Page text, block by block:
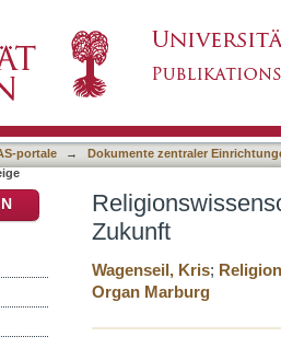
portale →
Dokumente zentraler
Zukunft
Wagenseil, Kris;
Organ Marburg